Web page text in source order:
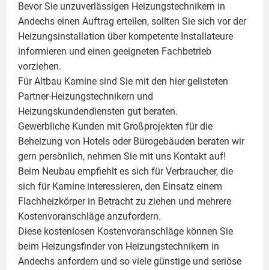
Bevor Sie unzuverlässigen Heizungstechnikern in
Andechs einen Auftrag erteilen, sollten Sie sich vor der
Heizungsinstallation über kompetente Installateure
informieren und einen geeigneten Fachbetrieb
vorziehen.
Für Altbau Kamine sind Sie mit den hier gelisteten
Partner-Heizungstechnikern und
Heizungskundendiensten gut beraten.
Gewerbliche Kunden mit Großprojekten für die
Beheizung von Hotels oder Bürogebäuden beraten wir
gern persönlich, nehmen Sie mit uns Kontakt auf!
Beim Neubau empfiehlt es sich für Verbraucher, die
sich für Kamine interessieren, den Einsatz einem
Flachheizkörperin Betracht zu ziehen und mehrere
Kostenvoranschläge anzufordern.
Diese kostenlosen Kostenvoranschläge können Sie
beim Heizungsfinder von Heizungstechnikern in
Andechs anfordern und so viele günstige und seriöse